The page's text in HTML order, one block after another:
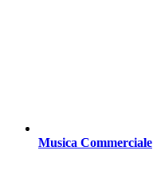
Musica Commerciale